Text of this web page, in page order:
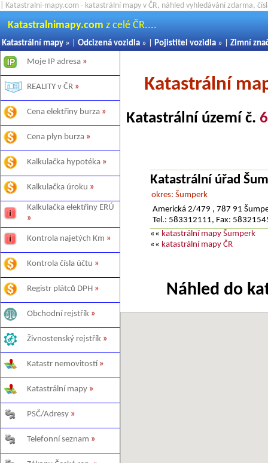
| Katastralni-mapy.com - katastrální mapy v ČR, náhled vyhledávání zdarma,
Katastralnimapy.com z celé ČR....
Katastrální mapy » | Odcizená vozidla » | Pojistitel vozidla » | Zimní
Moje IP adresa »
REALITY v ČR »
Cena elektřiny burza »
Cena plyn burza »
Kalkulačka hypotéka »
Kalkulačka úroku »
Kalkulačka elektřiny ERÚ
»
Kontrola najetých Km »
Kontrola čísla účtu »
Registr plátců DPH »
Obchodní rejstřík »
Živnostenský rejstřík »
Katastr nemovitostí »
Katastrální mapy »
PSČ/Adresy »
Telefonní seznam »
Katastrální
Katastrální území č.
Katastrální úřad
okres: Šumperk
Americká 2/479 , 787 91
Tel.: 583312111, Fax:
«« katastrální mapy Šumperk
«« katastrální mapy ČR
Náhled do